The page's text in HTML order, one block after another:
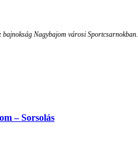
Nagybajom városi Sportcsarnokban.
– Sorsolás